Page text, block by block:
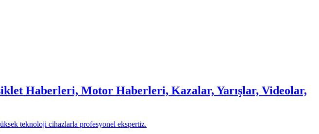
Haberleri, Motor Haberleri, Kazalar, Yarışlar, Videolar,